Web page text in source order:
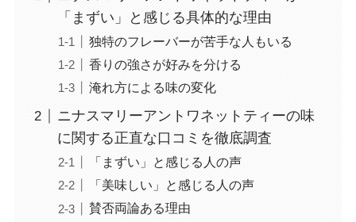
「まずい」と感じる具体的な理由
独特のフレーバーが苦手な人もいる
香りの強さが好みを分ける
淹れ方による味の変化
ニナスマリーアントワネットティーの味
に関する正直な口コミを徹底調査
「まずい」と感じる人の声
「美味しい」と感じる人の声
賛否両論ある理由